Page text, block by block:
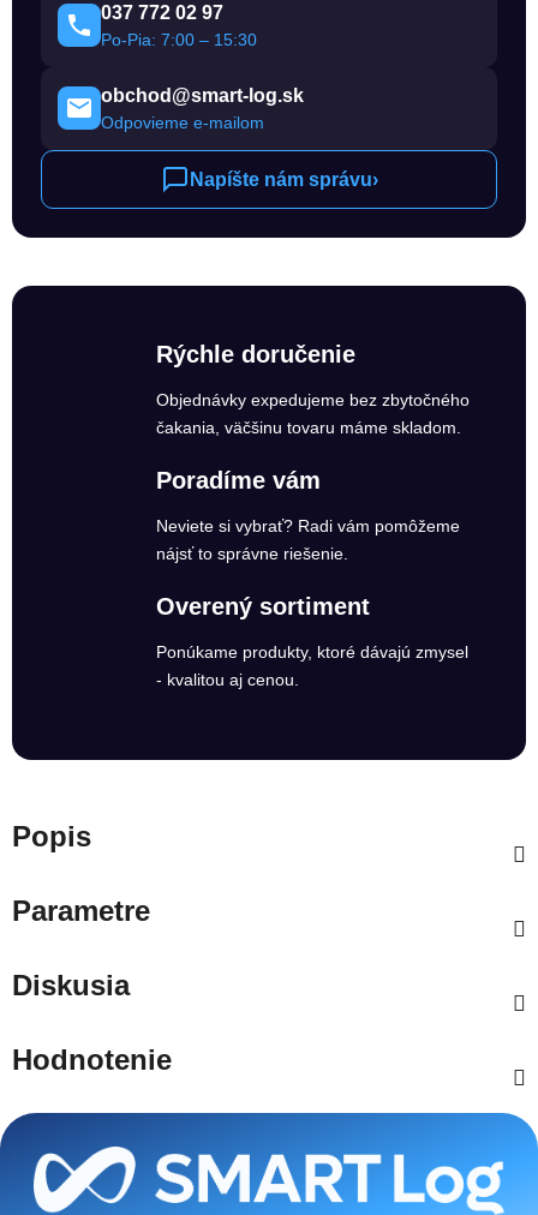
037 772 02 97
Po-Pia: 7:00 – 15:30
obchod@smart-log.sk
Odpovieme e-mailom
Napíšte nám správu›
Rýchle doručenie
Objednávky expedujeme bez zbytočného
čakania, väčšinu tovaru máme skladom.
Poradíme vám
Neviete si vybrať? Radi vám pomôžeme
nájsť to správne riešenie.
Overený sortiment
Ponúkame produkty, ktoré dávajú zmysel
- kvalitou aj cenou.
Popis
Parametre
Diskusia
Hodnotenie
Zápätie